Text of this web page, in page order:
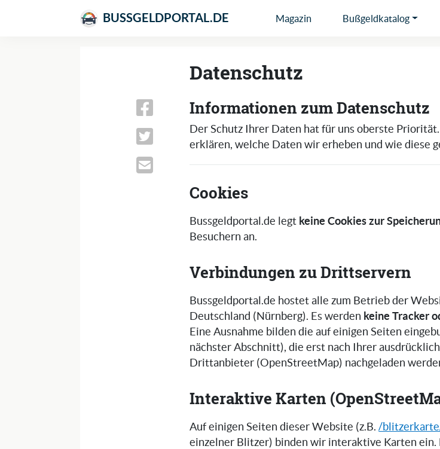
BUSSGELDPORTAL.DE Magazin Bußgeldkatalog
Datenschutz
Informationen zum Datenschutz
Der Schutz Ihrer Daten hat für uns oberste
erklären, welche Daten wir erheben und wie diese
Cookies
Bussgeldportal.de legt keine Cookies zur
Besuchern an.
Verbindungen zu Drittservern
Bussgeldportal.de hostet alle zum Betrieb der
Deutschland (Nürnberg). Es werden keine Tracker
Eine Ausnahme bilden die auf einigen Seiten
nächster Abschnitt), die erst nach Ihrer
Drittanbieter (OpenStreetMap) nachgeladen
Interaktive Karten
Auf einigen Seiten dieser Website (z.B./
einzelner Blitzer) binden wir interaktive Karten ein.